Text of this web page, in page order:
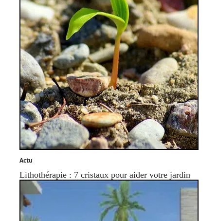
Actu
Lithothérapie : 7 cristaux pour aider votre jardin